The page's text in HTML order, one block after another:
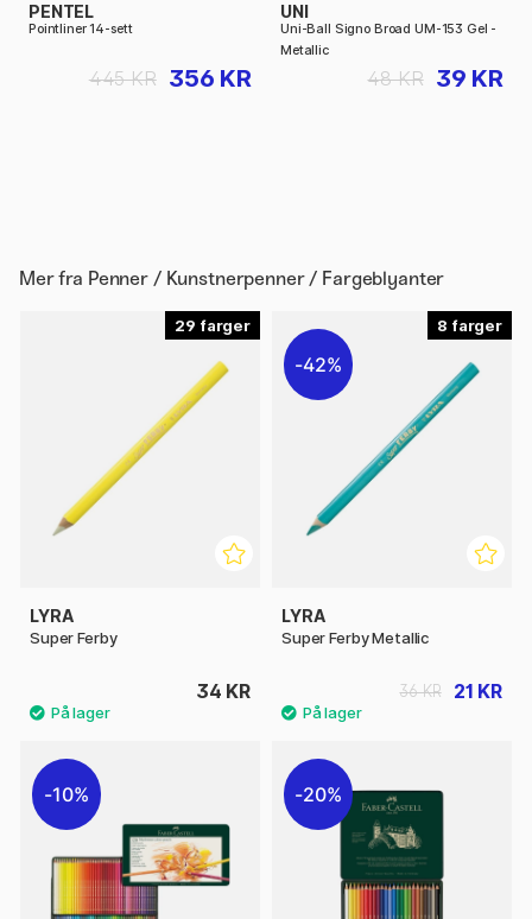
PENTEL
Pointliner 14-sett
356 KR
445 KR
UNI
Uni-Ball Signo Broad UM-153 Gel -
Metallic
39 KR
48 KR
Mer fra Penner / Kunstnerpenner / Fargeblyanter
29
LYRA
Super Ferby
34 KR
8
42%
LYRA
Super Ferby Metallic
21 KR
36 KR
10% 20%